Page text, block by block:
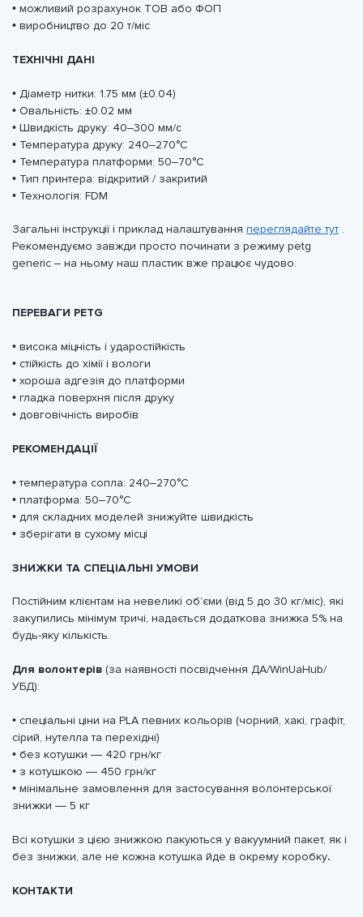
• можливий розрахунок ТОВ або ФОП
• виробництво до 20 т/міс
ТЕХНІЧНІ ДАНІ
• Діаметр нитки: 1.75 мм (±0.04)
• Овальність: ±0.02 мм
• Швидкість друку: 40–300 мм/с
• Температура друку: 240–270°C
• Температура платформи: 50–70°C
• Тип принтера: відкритий / закритий
• Технологія: FDM
Загальні інструкції і приклад налаштування переглядайте тут .
Рекомендуємо завжди просто починати з режиму petg
generic – на ньому наш пластик вже працює чудово.
ПЕРЕВАГИ PETG
• висока міцність і ударостійкість
• стійкість до хімії і вологи
• хороша адгезія до платформи
• гладка поверхня після друку
• довговічність виробів
РЕКОМЕНДАЦІЇ
• температура сопла: 240–270°C
• платформа: 50–70°C
• для складних моделей знижуйте швидкість
• зберігати в сухому місці
ЗНИЖКИ ТА СПЕЦІАЛЬНІ УМОВИ
Постійним клієнтам на невеликі обʼєми (від 5 до 30 кг/міс), які
закупились мінімум тричі, надається додаткова знижка 5% на
будь-яку кількість.
Для волонтерів (за наявності посвідчення ДА/WinUaHub/
УБД):
• спеціальні ціни на PLA певних кольорів (чорний, хакі, графіт,
сірий, нутелла та перехідні)
• без котушки — 420 грн/кг
• з котушкою — 450 грн/кг
• мінімальне замовлення для застосування волонтерської
знижки — 5 кг
Всі котушки з цією знижкою пакуються у вакуумний пакет, як і
без знижки, але не кожна котушка йде в окрему коробку.
КОНТАКТИ